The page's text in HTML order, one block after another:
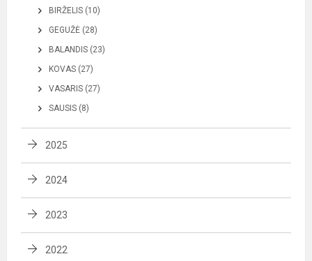
BIRŽELIS (10)
GEGUŽĖ (28)
BALANDIS (23)
KOVAS (27)
VASARIS (27)
SAUSIS (8)
2025
2024
2023
2022